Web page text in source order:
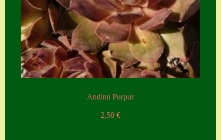
Andinn Purpur
2,50 €